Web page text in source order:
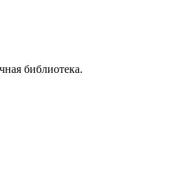
библиотека.